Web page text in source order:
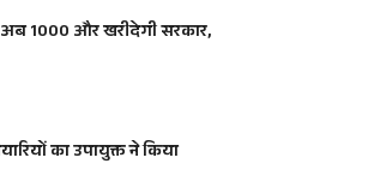
1000 और खरीदेगी सरकार,
का उपायुक्त ने किया